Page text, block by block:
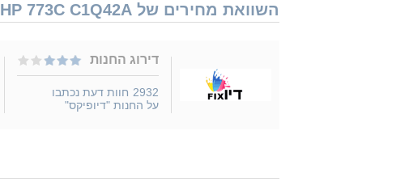
השוואת מחירים של HP 773C C1Q42A נמכר ב 1 חנויות
דירוג החנות
2932 חוות דעת נכתבו
על החנות "דיופיקס"